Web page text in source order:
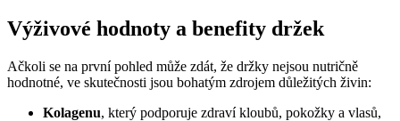
Výživové hodnoty a benefity držek
Ačkoli se na první pohled může zdát, že držky nejsou nutričně
hodnotné, ve skutečnosti jsou bohatým zdrojem důležitých živin:
Kolagenu, který podporuje zdraví kloubů, pokožky a vlasů,